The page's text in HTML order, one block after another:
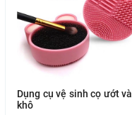
Dụng cụ vệ sinh cọ ướt và
khô